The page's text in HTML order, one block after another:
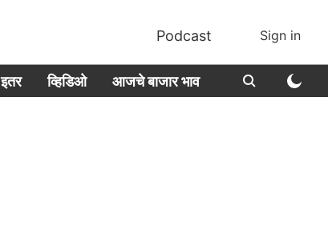
Podcast Sign in
इतर व्हिडिओ आजचे बाजार भाव